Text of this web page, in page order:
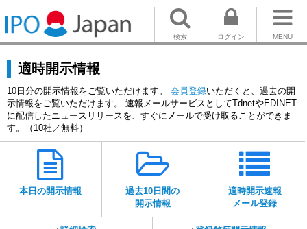
MENU
ログイン
検索
適時開示情報
10日分の開示情報をご覧いただけます。 会員登録いただくと、過去の開
示情報をご覧いただけます。 速報メールサービスとしてTdnetやEDINET
に配信したニュースリリースを、すぐにメールで受け取ることができま
す。（10社／無料）
本日の開示情報
過去10日間の
開示情報
適時開示速報
メール登録